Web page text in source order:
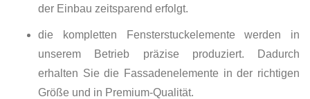
der Einbau zeitsparend erfolgt.
die kompletten Fensterstuckelemente werden in
unserem Betrieb präzise produziert. Dadurch
erhalten Sie die Fassadenelemente in der richtigen
Größe und in Premium-Qualität.